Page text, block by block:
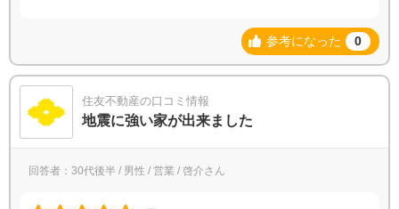
参考になった 0
住友不動産の口コミ情報
地震に強い家が出来ました
回答者：30代後半 / 男性 / 営業 / 啓介さん